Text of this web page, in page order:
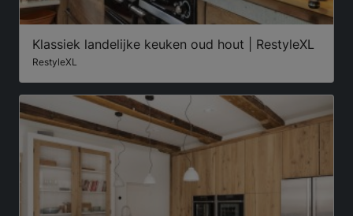
Klassiek landelijke keuken oud hout | RestyleXL
RestyleXL